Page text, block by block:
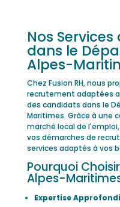
Nos
dans le
Alpes-
Chez Fusion RH, nous
recrutement adaptées
des candidats dans le
Maritimes. Grâce à une
marché local de
vos démarches de
services adaptés à vos
Pourquoi
Alpes-
Expertise